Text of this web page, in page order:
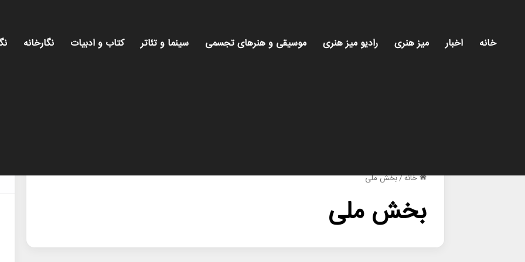
خانه اخبار میز هنری رادیو میز هنری موسیقی و هنرهای تجسمی سینما و تئاتر کتاب و ادبیات نگارخانه
خانه/بخش ملی
بخش ملی